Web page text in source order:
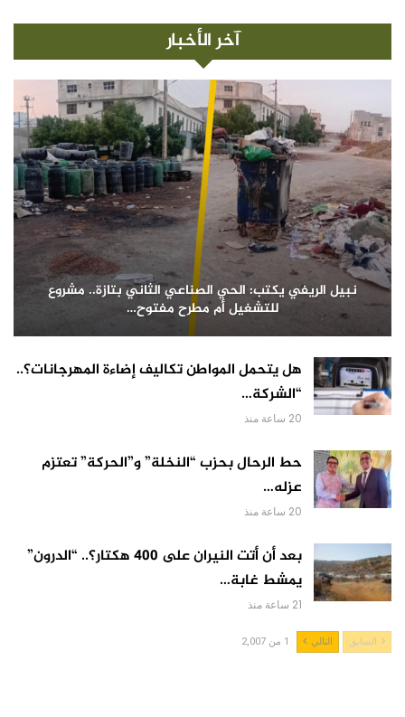
آخر الأخبار
نبيل الريفي يكتب: الحي الصناعي الثاني بتازة.. مشروع
للتشغيل أم مطرح مفتوح…
هل يتحمل المواطن تكاليف إضاءة المهرجانات؟..
“الشركة…
20 ساعة منذ
حط الرحال بحزب “النخلة” و”الحركة” تعتزم
عزله…
20 ساعة منذ
بعد أن أتت النيران على 400 هكتار؟.. “الدرون”
يمشط غابة…
21 ساعة منذ
السابق التالي 1 من 2,007